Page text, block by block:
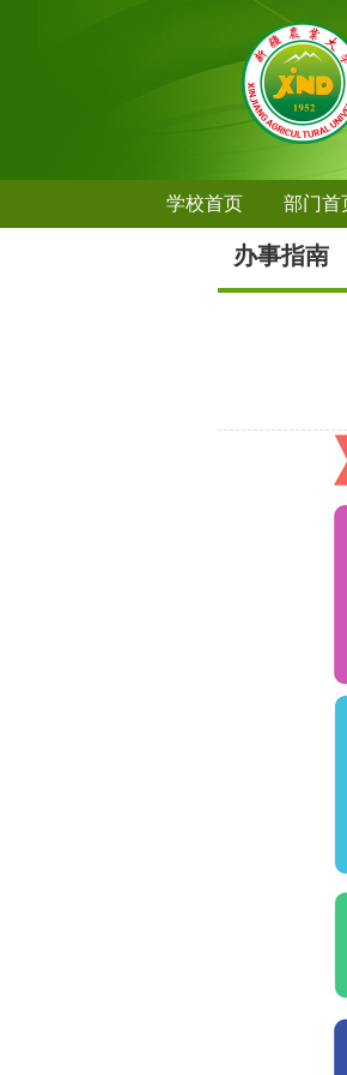
学校首页 部门首
办事指南